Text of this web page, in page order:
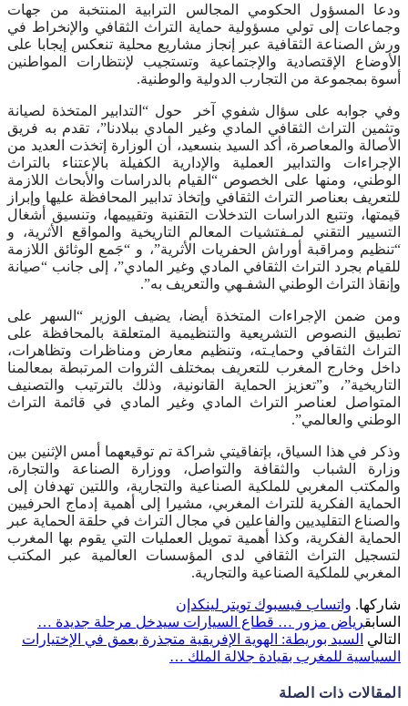
ودعا المسؤول الحكومي المجالس الترابية المنتخبة من جهات
وجماعات إلى تولي مسؤولية حماية التراث الثقافي والإنخراط في
ورش الصناعة الثقافية عبر إنجاز مشاريع محلية تنعكس إيجابا على
الأوضاع الإقتصادية والإجتماعية وتستجيب لإنتظارات المواطنين
أسوة بمجموعة من التجارب الدولية والوطنية.
وفي جوابه على سؤال شفوي آخر حول “التدابير المتخذة لصيانة
وتثمين التراث الثقافي المادي وغير المادي ببلادنا”، تقدم به فريق
الأصالة والمعاصرة، أكد السيد بنسعيد، أن الوزارة إتخذت العديد من
الإجراءات والتدابير العملية والإدارية الكفيلة بالإعتناء بالتراث
الوطني، ومنها على الخصوص “القيام بالدراسات والأبحاث اللازمة
للتعريف بعناصر التراث الثقافي وإتخاذ تدابير المحافظة عليها وإبراز
قيمتها، وتتبع الدراسات التدخلات التقنية وتقييمها، وتنسيق أشغال
التسيير التقني لمـفتشيات المعالم التاريخية والمواقع الأثرية، و
“تنظيم ومراقبة أوراش الحفريات الأثرية”، و “جَمع الوثائق اللازمة
للقيام بجرد التراث الثقافي المادي وغير المادي”، إلى جانب “صيانة
وإنقاذ التراث الوطني الشفـهي والتعريف به”.
ومن ضمن الإجراءات المتخذة أيضا، يضيف الوزير “السهر على
تطبيق النصوص التشريعية والتنظيمية المتعلقة بالمحافظة على
التراث الثقافي وحمايـته، وتنظيم معارض ومناظرات وتظاهرات،
داخل وخارج المغرب للتعريف بمختلف الثروات المرتبطة بمعالمنا
التاريخية”، و”تعزيز الحماية القانونية، وذلك بالترتيب والتصنيف
المتواصل لعناصر التراث المادي وغير المادي في قائمة التراث
الوطني والعالمي”.
وذكر في هذا السياق، بإتفاقيتي شراكة تم توقيعهما أمس الإثنين بين
وزارة الشباب والثقافة والتواصل، ووزارة الصناعة والتجارة،
والمكتب المغربي للملكية الصناعية والتجارية، واللتين تهدفان إلى
الحماية الفكرية للتراث المغربي، مشيرا إلى أهمية إدماج الحرفيين
والصناع التقليديين والفاعلين في مجال التراث في حلقة الحماية عبر
الحماية الفكرية، وكذا أهمية تمويل العمليات التي يقوم بها المغرب
لتسجيل التراث الثقافي لدى المؤسسات العالمية عبر المكتب
المغربي للملكية الصناعية والتجارية.
شاركها. واتساب فيسبوك تويتر لينكدإن
السابقرياض مزور … قطاع السيارات سيدخل مرحلة جديدة …
التالي السيد بوريطة: الهوية الإفريقية متجذرة بعمق في الإختيارات
السياسية للمغرب بقيادة جلالة الملك …
المقالات ذات الصلة